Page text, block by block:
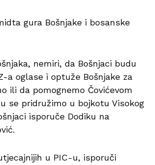
gura Bošnjake i bosanske
nemiri, da Bošnjaci budu
a oglase i optuže Bošnjake za
ili da pomognemo Čovićevom
se pridružimo u bojkotu Visokog
isporuče Dodiku na
u PIC-u, isporuči